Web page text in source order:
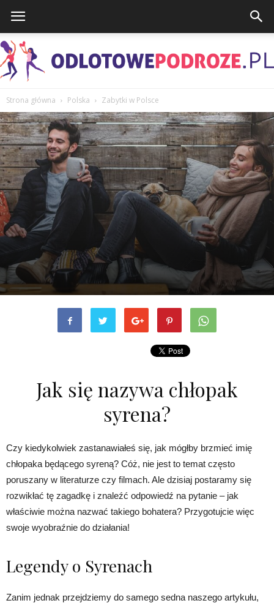
Strona główna Polska Zabytki w Polsce
Jak się nazywa chłopak
syrena?
Czy kiedykolwiek zastanawiałeś się, jak mógłby brzmieć imię
chłopaka będącego syreną? Cóż, nie jest to temat często
poruszany w literaturze czy filmach. Ale dzisiaj postaramy się
rozwikłać tę zagadkę i znaleźć odpowiedź na pytanie – jak
właściwie można nazwać takiego bohatera? Przygotujcie więc
swoje wyobraźnie do działania!
Legendy o Syrenach
Zanim jednak przejdziemy do samego sedna naszego artykułu,